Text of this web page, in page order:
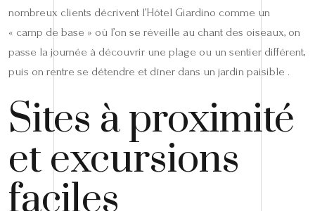
nombreux clients décrivent l’Hôtel Giardino comme un
« camp de base » où l’on se réveille au chant des oiseaux, on
passe la journée à découvrir une plage ou un sentier différent,
puis on rentre se détendre et dîner dans un jardin paisible .
Sites à proximité
et excursions
faciles